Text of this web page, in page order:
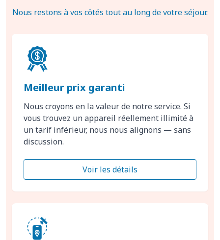
Nous restons à vos côtés tout au long de votre séjour.
Meilleur prix garanti
Nous croyons en la valeur de notre service. Si
vous trouvez un appareil réellement illimité à
un tarif inférieur, nous nous alignons — sans
discussion.
Voir les détails